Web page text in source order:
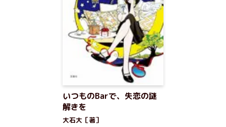
いつものBarで、失恋の謎
解きを
大石大［著］